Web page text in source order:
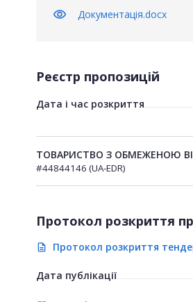
visibility Документація.docx
Реєстр пропозицій
Дата і час розкриття
ТОВАРИСТВО З ОБМЕЖЕНОЮ
#44844146 (UA-EDR)
Протокол розкриття
description Протокол розкриття
Дата публікації